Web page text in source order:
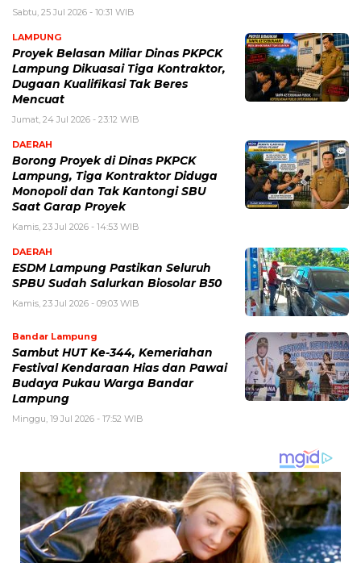
Sabtu, 25 Jul 2026 - 10:31 WIB
LAMPUNG
Proyek Belasan Miliar Dinas PKPCK
Lampung Dikuasai Tiga Kontraktor,
Dugaan Kualifikasi Tak Beres
Mencuat
Jumat, 24 Jul 2026 - 23:12 WIB
DAERAH
Borong Proyek di Dinas PKPCK
Lampung, Tiga Kontraktor Diduga
Monopoli dan Tak Kantongi SBU
Saat Garap Proyek
Kamis, 23 Jul 2026 - 14:53 WIB
DAERAH
ESDM Lampung Pastikan Seluruh
SPBU Sudah Salurkan Biosolar B50
Kamis, 23 Jul 2026 - 09:03 WIB
Bandar Lampung
Sambut HUT Ke-344, Kemeriahan
Festival Kendaraan Hias dan Pawai
Budaya Pukau Warga Bandar
Lampung
Minggu, 19 Jul 2026 - 17:52 WIB